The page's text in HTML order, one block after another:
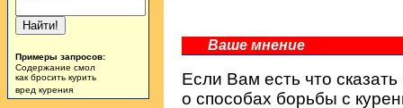
Примеры запросов:
Содержание смол
как бросить курить
вред курения
Ваше мнение
Если Вам есть что
о способах борьбы с